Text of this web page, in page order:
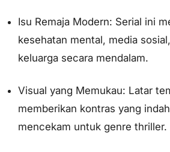
Isu Remaja Modern: Serial ini
kesehatan mental, media
keluarga secara mendalam.
Visual yang Memukau: Latar
memberikan kontras yang
mencekam untuk genre thriller.